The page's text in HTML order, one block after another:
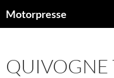
Motorpresse
QUIVOGNE